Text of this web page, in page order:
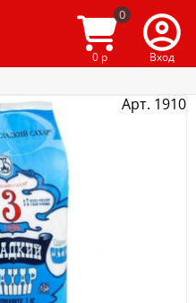
0
0 р Вход
Арт. 1910